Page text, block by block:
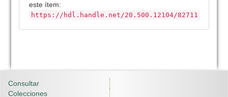
este ítem:
https://hdl.handle.net/20.500.12104/82711
Consultar
Colecciones